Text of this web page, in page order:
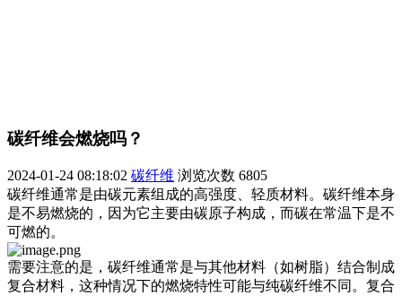
碳纤维会燃烧吗？
2024-01-24 08:18:02 碳纤维 浏览次数 6805
碳纤维通常是由碳元素组成的高强度、轻质材料。碳纤维本身
是不易燃烧的，因为它主要由碳原子构成，而碳在常温下是不
可燃的。
需要注意的是，碳纤维通常是与其他材料（如树脂）结合制成
复合材料，这种情况下的燃烧特性可能与纯碳纤维不同。复合